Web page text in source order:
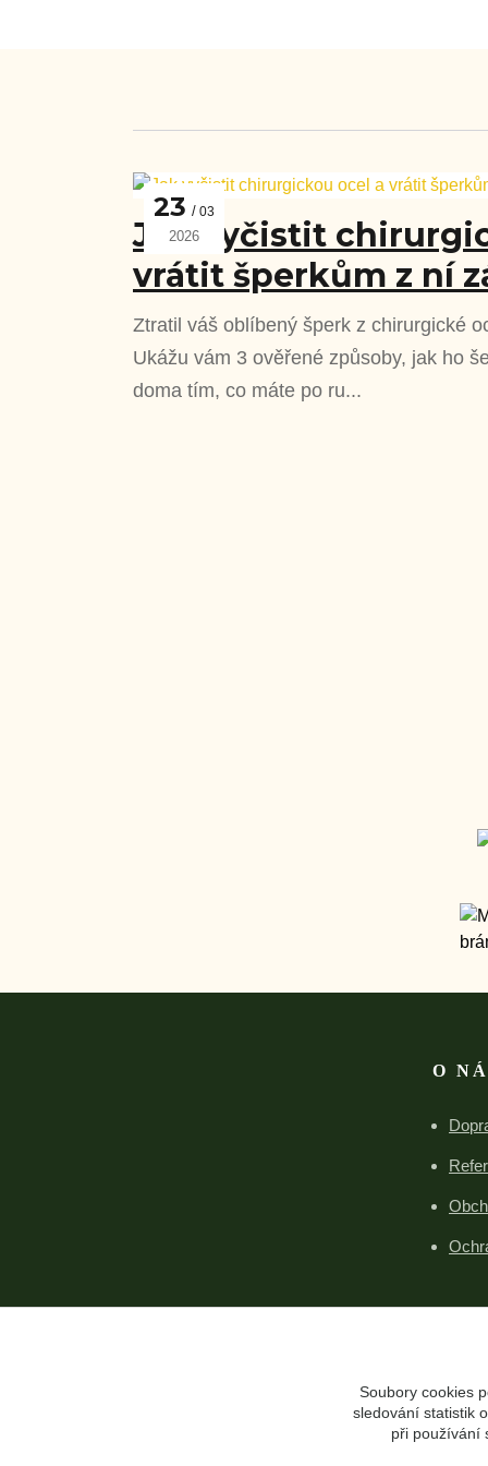
23 03
2026
Jak vyčistit
vrátit šperkům z ní
Ztratil váš oblíbený šperk z chirurgické
Ukážu vám 3 ověřené způsoby, jak ho
doma tím, co máte po ru...
O
Soubory cookies
sledování statistik
při používání